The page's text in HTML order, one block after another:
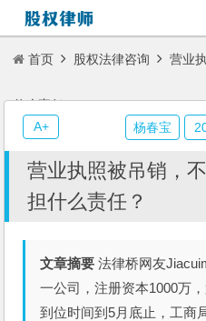
首页 股权法律咨询 营业
什么责任？
营业执照被吊销，
担什么责任？
文章摘要 法律桥网友
一公司，注册资本1000万
到位时间到5月底止，工商
杨春宝
A+